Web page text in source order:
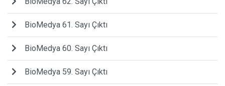
BioMedya 61. Sayı Çıktı
BioMedya 60. Sayı Çıktı
BioMedya 59. Sayı Çıktı